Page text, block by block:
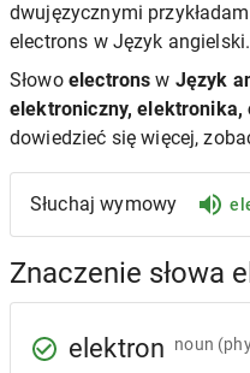
dwujęzycznymi
electrons w Język angielski.
Słowo electrons w Język
elektroniczny,
dowiedzieć się więcej,
Słuchaj wymowy
Znaczenie słowa
elektron noun